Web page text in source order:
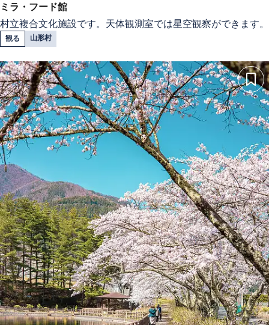
ミラ・フード館
村立複合文化施設です。天体観測室では星空観察ができます。
観る 山形村